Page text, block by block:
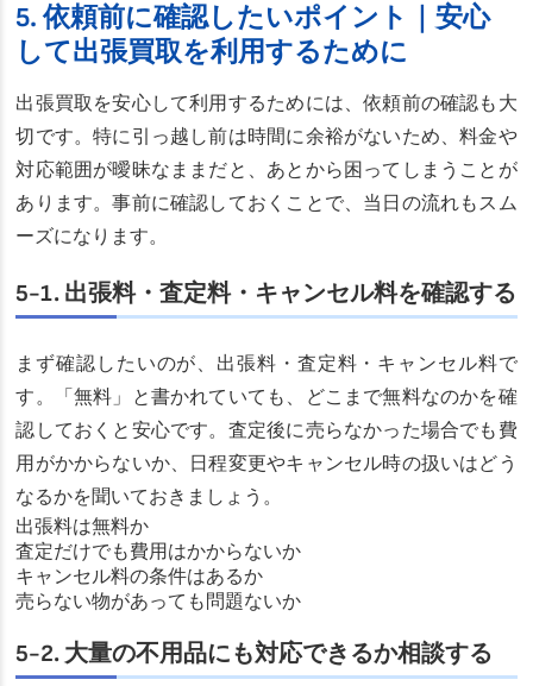
5. 依頼前に確認したいポイント｜安心
して出張買取を利用するために
出張買取を安心して利用するためには、依頼前の確認も大
切です。特に引っ越し前は時間に余裕がないため、料金や
対応範囲が曖昧なままだと、あとから困ってしまうことが
あります。事前に確認しておくことで、当日の流れもスム
ーズになります。
5-1. 出張料・査定料・キャンセル料を確認する
まず確認したいのが、出張料・査定料・キャンセル料で
す。「無料」と書かれていても、どこまで無料なのかを確
認しておくと安心です。査定後に売らなかった場合でも費
用がかからないか、日程変更やキャンセル時の扱いはどう
なるかを聞いておきましょう。
出張料は無料か
査定だけでも費用はかからないか
キャンセル料の条件はあるか
売らない物があっても問題ないか
5-2. 大量の不用品にも対応できるか相談する